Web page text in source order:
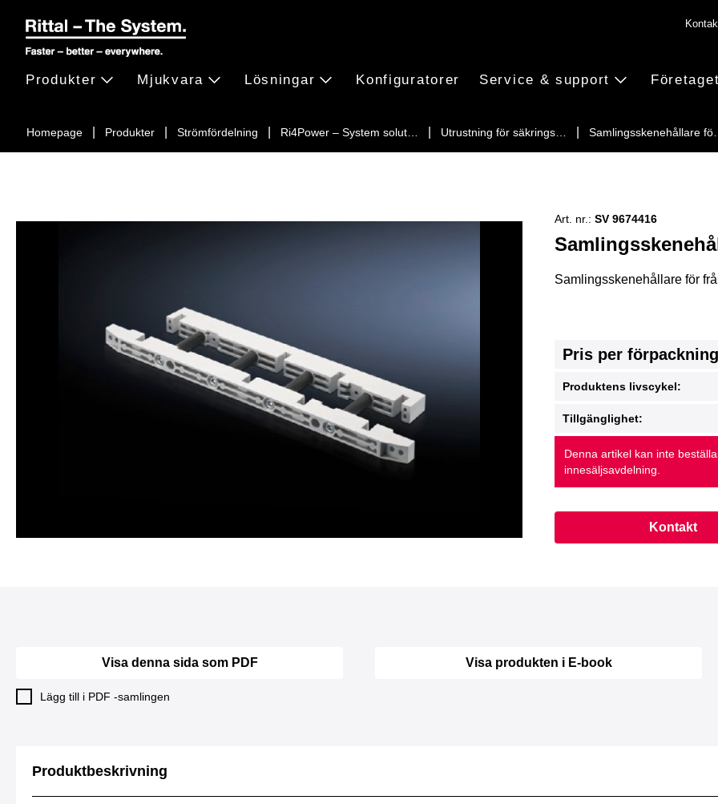
Homepage Produkter Strömfördelning Ri4Power – System solut… Utrustning för säkrings… Samlingsskenehållare fö…
Produkter Mjukvara Lösningar Konfiguratorer Service & support Företaget
Art. nr.: SV 9674416
Samlingsskenehållare för
Pris per förpackning
Produktens livscykel:
Tillgänglighet:
Denna artikel kan inte
innesäljsavdelning.
Kontakt
Visa denna sida som PDF
Lägg till i PDF -samlingen
Visa produkten i E-book
Produktbeskrivning